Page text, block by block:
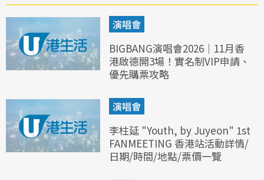
演唱會
BIGBANG演唱會2026｜11月香
港啟德開3場！實名制VIP申請、
優先購票攻略
演唱會
李柱延 "Youth, by Juyeon" 1st
FANMEETING 香港站活動詳情/
日期/時間/地點/票價一覽